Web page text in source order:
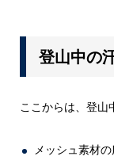
登山中の
ここからは、登山
メッシュ素材